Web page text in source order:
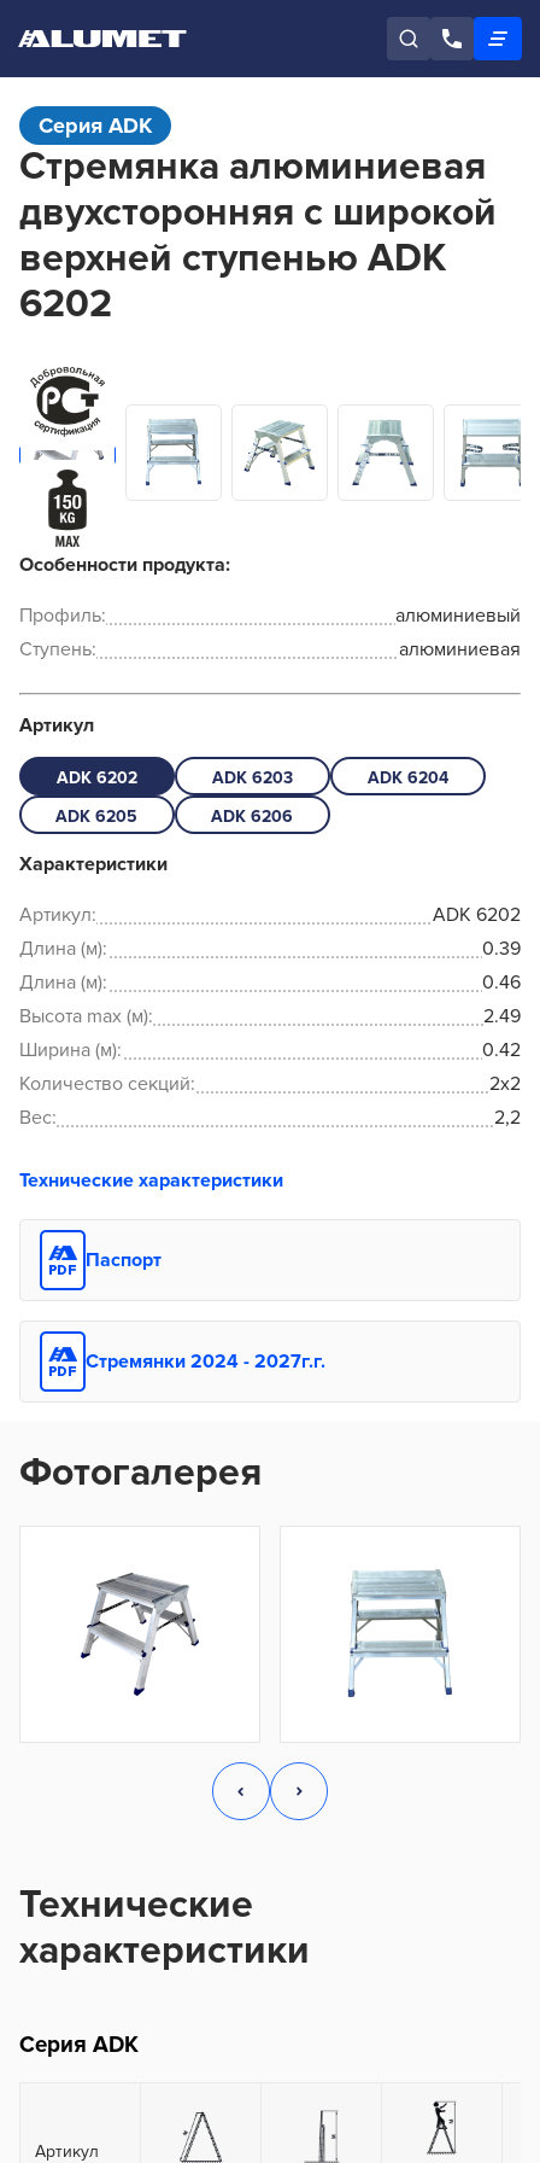
Серия ADK
Стремянка алюминиевая
двухсторонняя с широкой
верхней ступенью ADK
6202
Особенности продукта:
Профиль:
алюминиевый
Ступень:
алюминиевая
Артикул
ADK 6202 ADK 6203
ADK 6204
ADK 6205
ADK 6206
Характеристики
Артикул:
ADK 6202
Длина (м):
0.39
Длина (м):
0.46
Высота max (м):
2.49
Ширина (м):
0.42
Количество секций:
2x2
Вес:
2,2
Технические характеристики
Паспорт
Стремянки 2024 - 2027г.г.
Фотогалерея
Технические
характеристики
Серия ADK
Артикул